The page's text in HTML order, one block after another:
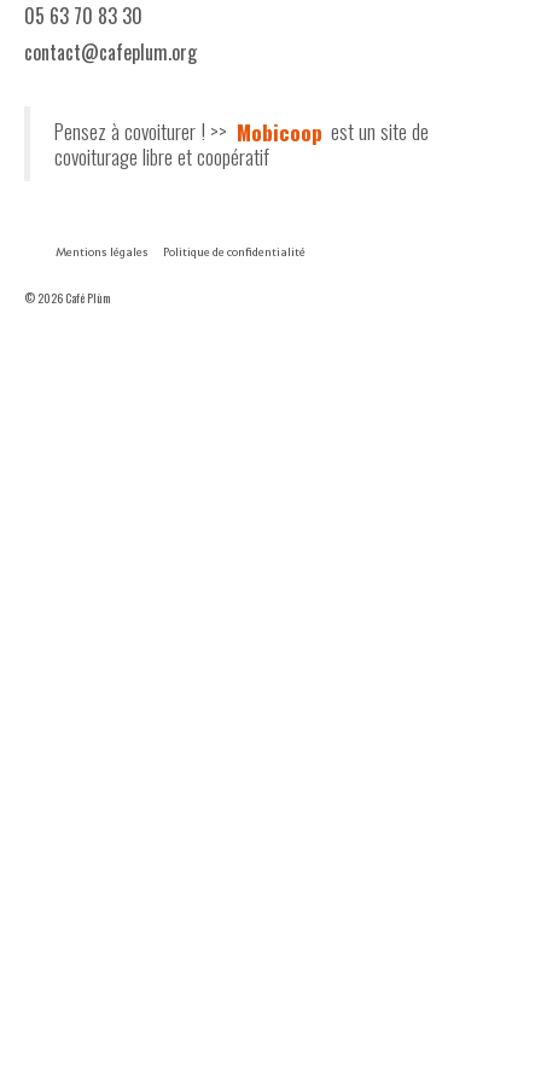
05 63 70 83 30
contact@cafeplum.org
Pensez à covoiturer ! >> Mobicoop est un site de
covoiturage libre et coopératif
Mentions légales Politique de confidentialité
© 2026 Café Plùm